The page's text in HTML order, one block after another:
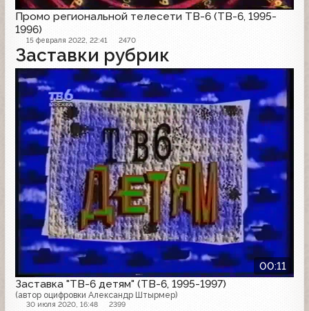
Промо региональной телесети ТВ-6 (ТВ-6, 1995-
1996)
15 февраля 2022, 22:41 2470
Заставки рубрик
00:11
Заставка "ТВ-6 детям" (ТВ-6, 1995-1997)
(автор оцифровки Александр Штырмер)
30 июля 2020, 16:48 2399
Заставка